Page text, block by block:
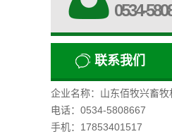
0534-
联系我们
企业名称：山东佰牧兴畜牧
电话：0534-5808667
手机：17853401517